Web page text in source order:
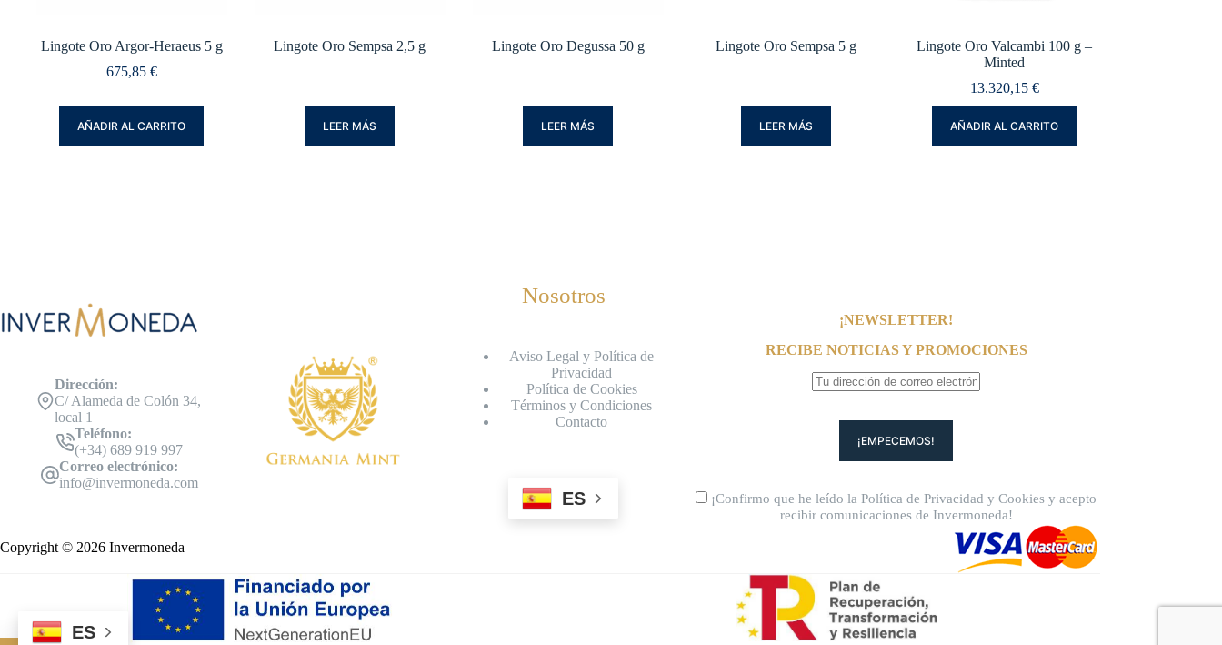
Lingote Oro Argor-Heraeus 5 g
675,85 €
AÑADIR AL CARRITO
Lingote Oro Sempsa 2,5 g
LEER MÁS
Lingote Oro Degussa 50 g
LEER MÁS
Lingote Oro Sempsa 5 g
LEER MÁS
Lingote Oro Valcambi 100 g –
Minted
13.320,15 €
AÑADIR AL CARRITO
Dirección:
C/ Alameda de Colón 34,
local 1
Teléfono:
(+34) 689 919 997
Correo electrónico:
info@invermoneda.com
Nosotros
Aviso Legal y Política de
Privacidad
Política de Cookies
Términos y Condiciones
Contacto
ES
¡NEWSLETTER!
RECIBE NOTICIAS Y PROMOCIONES
¡Confirmo que he leído laPolítica de Privacidad yCookies y acepto
recibir comunicaciones de Invermoneda!
Copyright © 2026 Invermoneda
ES